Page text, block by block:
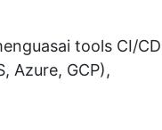
tools CI/CD
Azure, GCP),